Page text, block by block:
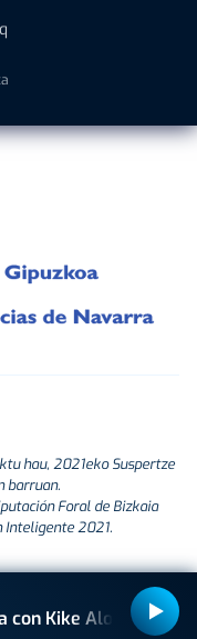
hau, 2021eko Suspertze
barruan.
Foral de Bizkaia
Inteligente 2021.
con Kike Alonso